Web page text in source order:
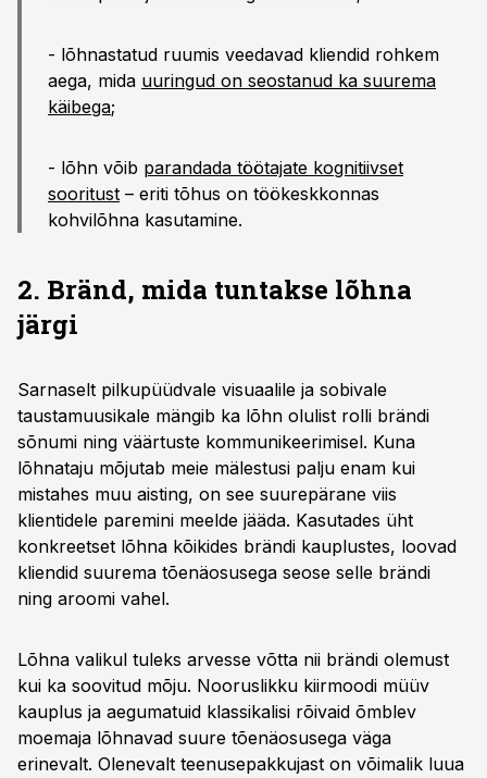
- lõhnastatud ruumis veedavad kliendid rohkem
aega, mida uuringud on seostanud ka suurema
käibega;
- lõhn võib parandada töötajate kognitiivset
sooritust – eriti tõhus on töökeskkonnas
kohvilõhna kasutamine.
2. Bränd, mida tuntakse lõhna
järgi
Sarnaselt pilkupüüdvale visuaalile ja sobivale
taustamuusikale mängib ka lõhn olulist rolli brändi
sõnumi ning väärtuste kommunikeerimisel. Kuna
lõhnataju mõjutab meie mälestusi palju enam kui
mistahes muu aisting, on see suurepärane viis
klientidele paremini meelde jääda. Kasutades üht
konkreetset lõhna kõikides brändi kauplustes, loovad
kliendid suurema tõenäosusega seose selle brändi
ning aroomi vahel.
Lõhna valikul tuleks arvesse võtta nii brändi olemust
kui ka soovitud mõju. Nooruslikku kiirmoodi müüv
kauplus ja aegumatuid klassikalisi rõivaid õmblev
moemaja lõhnavad suure tõenäosusega väga
erinevalt. Olenevalt teenusepakkujast on võimalik luua